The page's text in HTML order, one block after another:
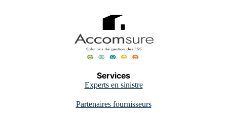
Services
Experts en sinistre
Partenaires fournisseurs